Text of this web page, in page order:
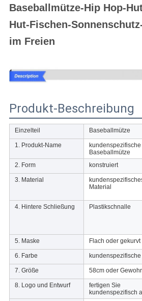
Baseballmütze-Hip Hop-
Hut-Fischen-
im Freien
Produkt-Beschreibung
Einzelteil Baseballmütze
1. Produkt-Name
kundenspezifische
Baseballmütze
2. Form
konstruiert
3. Material
Material
4. Hintere Schließung
Plastikschnalle
5. Maske
Flach oder gekurvt
6. Farbe kundenspezifische
7. Größe 58cm oder
8. Logo und Entwurf
fertigen Sie
kundenspezifisch